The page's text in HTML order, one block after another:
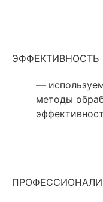
ЭФФЕКТИВНОСТЬ
—
методы